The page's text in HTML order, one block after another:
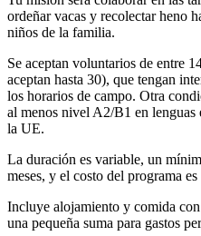
ordeñar vacas y recolectar heno
niños de la familia.
Se aceptan voluntarios de entre
aceptan hasta 30), que tengan
los horarios de campo. Otra
al menos nivel A2/B1 en lenguas
la UE.
La duración es variable, un
meses, y el costo del programa
Incluye alojamiento y comida
una pequeña suma para gastos